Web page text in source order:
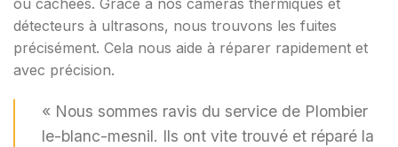
ou cachées. Grâce à nos caméras thermiques et
détecteurs à ultrasons, nous trouvons les fuites
précisément. Cela nous aide à réparer rapidement et
avec précision.
« Nous sommes ravis du service de Plombier
le-blanc-mesnil. Ils ont vite trouvé et réparé la